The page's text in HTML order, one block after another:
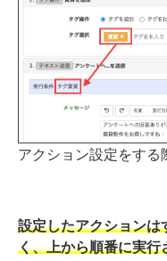
アクション設定をする
設定したアクションは
く、上から順番に実行